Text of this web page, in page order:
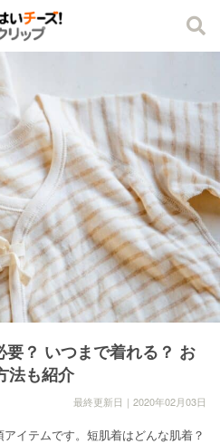
？ いつまで着れる？ お
法も紹介
最終更新日｜2020年02月03日
イテムです。短肌着はどんな肌着？